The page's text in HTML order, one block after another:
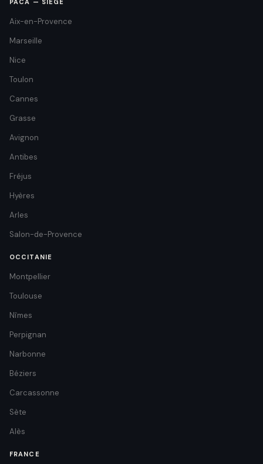
PACA — SIÈGE
Aix-en-Provence
Marseille
Nice
Toulon
Cannes
Grasse
Avignon
Antibes
Fréjus
Hyères
Arles
Salon-de-Provence
OCCITANIE
Montpellier
Toulouse
Nîmes
Perpignan
Narbonne
Béziers
Carcassonne
Sète
Alès
FRANCE